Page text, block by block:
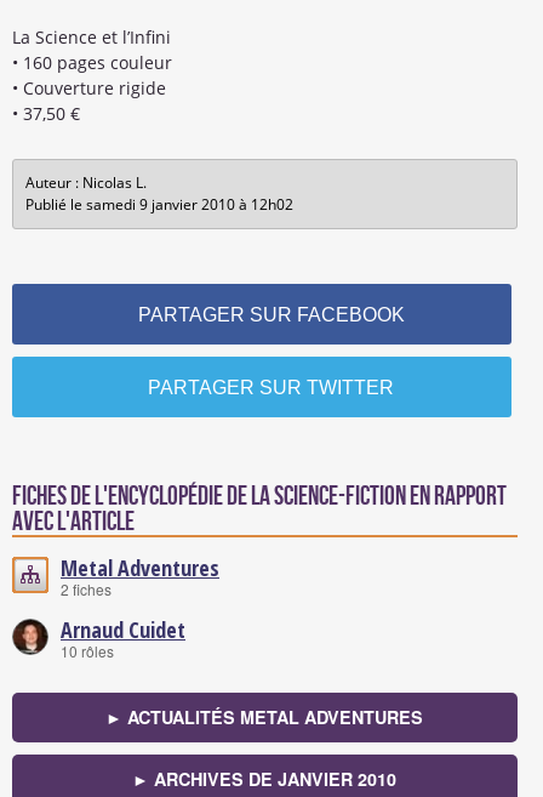
La Science et l’Infini
• 160 pages couleur
• Couverture rigide
• 37,50 €
Auteur : Nicolas L.
Publié le samedi 9 janvier 2010 à 12h02
PARTAGER SUR FACEBOOK
PARTAGER SUR TWITTER
Fiches de l'encyclopédie de la science-fiction en rapport
avec l'article
Metal Adventures
2 fiches
Arnaud Cuidet
10 rôles
► ACTUALITÉS METAL ADVENTURES
► ARCHIVES DE JANVIER 2010